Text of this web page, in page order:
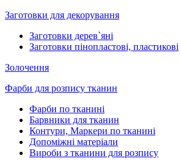
Заготовки для декорування
Заготовки дерев`яні
Заготовки пінопластові, пластикові
Золочення
Фарби для розпису тканин
Фарби по тканині
Барвники для тканин
Контури, Маркери по тканині
Допоміжні матеріали
Вироби з тканини для розпису